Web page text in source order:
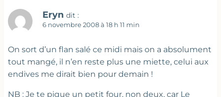
Eryn dit :
6 novembre 2008 à 18 h 11 min
On sort d’un flan salé ce midi mais on a absolument
tout mangé, il n’en reste plus une miette, celui aux
endives me dirait bien pour demain !
NB : Je te pique un petit four, non deux, car Le